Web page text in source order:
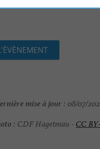
mise à jour : 08/07/
: CDF Hagetmau -CC